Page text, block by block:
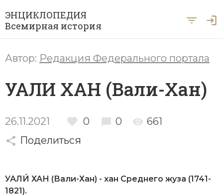
ЭНЦИКЛОПЕДИЯ
Всемирная история
Азия
Археология
Африка
Византия
Периоды
История Древнего мира
История Средних веков
У Ф Х Ц Ч Ш Щ Ы Э
Вход для экспертов
Автор: Редакция Федерального портала
УАЛИ ХАН (Вали-Хан)
26.11.2021 0 0
661
Поделиться
УАЛИ́ ХАН (Вали-Хан) - хан Среднего жуза (1741-
1821).